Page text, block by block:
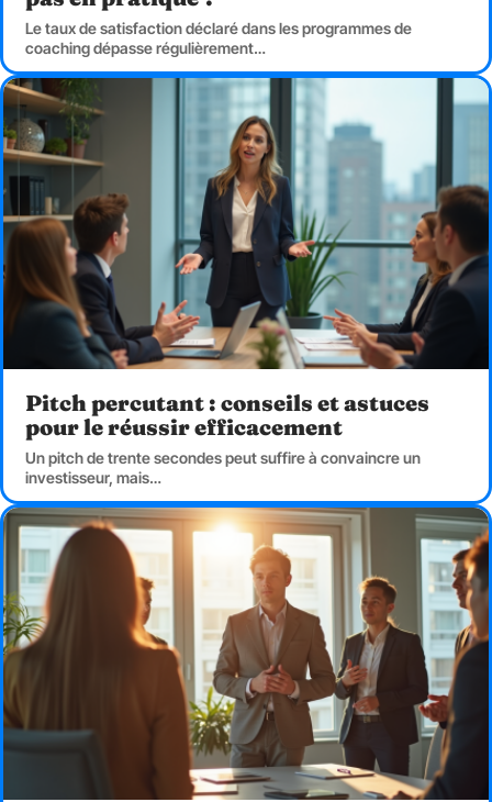
Le taux de satisfaction déclaré dans les programmes de
coaching dépasse régulièrement…
Pitch percutant : conseils et astuces
pour le réussir efficacement
Un pitch de trente secondes peut suffire à convaincre un
investisseur, mais…